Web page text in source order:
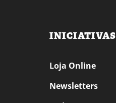
INICIATIVAS
Loja Online
Newsletters